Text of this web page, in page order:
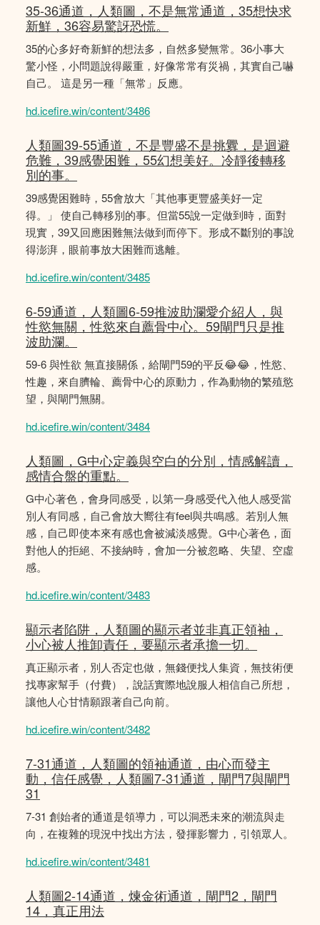
35-36通道，人類圖，不是無常通道，35想快求
新鮮，36容易驚訝恐慌。
35的心多好奇新鮮的想法多，自然多變無常。36小事大
驚小怪，小問題說得嚴重，好像常常有災禍，其實自己嚇
自己。 這是另一種「無常」反應。
hd.icefire.win/content/3486
人類圖39-55通道，不是豐盛不是挑釁，是迴避
危難，39感覺困難，55幻想美好。冷靜後轉移
別的事。
39感覺困難時，55會放大「其他事更豐盛美好一定
得。」 使自己轉移別的事。但當55說一定做到時，面對
現實，39又回應困難無法做到而停下。形成不斷別的事說
得澎湃，眼前事放大困難而逃離。
hd.icefire.win/content/3485
6-59通道，人類圖6-59推波助瀾愛介紹人，與
性慾無關，性慾來自薦骨中心。59閘門只是推
波助瀾。
59-6 與性欲 無直接關係，給閘門59的平反😂😂，性慾、
性趣，來自臍輪、薦骨中心的原動力，作為動物的繁殖慾
望，與閘門無關。
hd.icefire.win/content/3484
人類圖，G中心定義與空白的分別，情感解讀，
感情合盤的重點。
G中心著色，會身同感受，以第一身感受代入他人感受當
別人有同感，自己會放大嚮往有feel與共鳴感。若別人無
感，自己即使本來有感也會被減淡感覺。G中心著色，面
對他人的拒絕、不接納時，會加一分被忽略、失望、空虛
感。
hd.icefire.win/content/3483
顯示者陷阱，人類圖的顯示者並非真正領袖，
小心被人推卸責任，要顯示者承擔一切。
真正顯示者，別人否定也做，無錢便找人集資，無技術便
找專家幫手（付費），說話實際地說服人相信自己所想，
讓他人心甘情願跟著自己向前。
hd.icefire.win/content/3482
7-31通道，人類圖的領袖通道，由心而發主
動，信任感覺，人類圖7-31通道，閘門7與閘門
31
7-31 創始者的通道是領導力，可以洞悉未來的潮流與走
向，在複雜的現況中找出方法，發揮影響力，引領眾人。
hd.icefire.win/content/3481
人類圖2-14通道，煉金術通道，閘門2，閘門
14，真正用法